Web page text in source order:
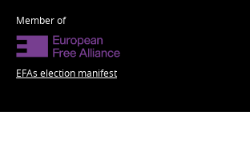
Member of
EFAs election manifest